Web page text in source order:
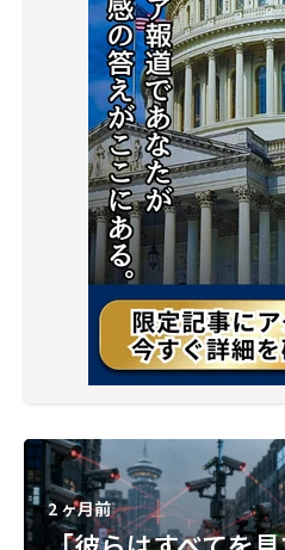
2 ヶ月前
2 ヶ月前
2 ヶ月前